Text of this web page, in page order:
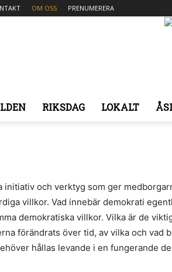
OM OSS PRENUMERERA
RIKSDAG LOKALT
initiativ och verktyg som ger
villkor. Vad innebär demokrati
demokratiska villkor. Vilka är de
förändrats över tid, av vilka och vad
hållas levande i en fungerande